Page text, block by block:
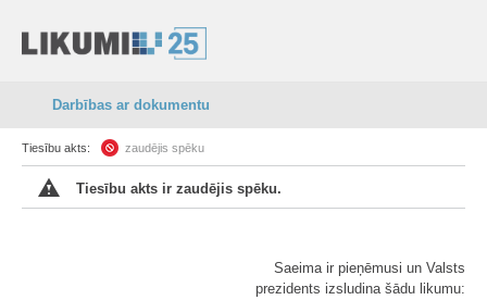
Darbības ar dokumentu
Tiesību akts: zaudējis spēku
Tiesību akts ir zaudējis spēku.
Saeima ir pieņēmusi un Valsts
prezidents izsludina šādu likumu: